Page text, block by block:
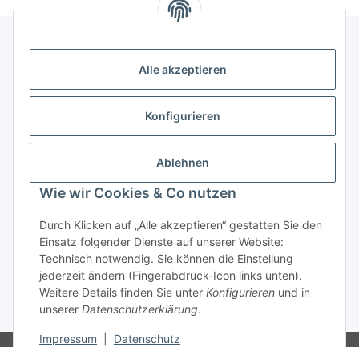
Alle akzeptieren
Konfigurieren
Ablehnen
Wie wir Cookies & Co nutzen
Durch Klicken auf „Alle akzeptieren“ gestatten Sie den
Einsatz folgender Dienste auf unserer Website:
Technisch notwendig. Sie können die Einstellung
jederzeit ändern (Fingerabdruck-Icon links unten).
Weitere Details finden Sie unter Konfigurieren und in
unserer Datenschutzerklärung.
Impressum Datenschutz
genesis musikverlag Christian Sprenger
34630 Gilserberg
E-Mail:anne.weckesser@genesis-musikverlag.de
Informationen
Gesetzliche Informationen
* Alle Preise inkl. gesetzlicher USt., zzgl.Versand